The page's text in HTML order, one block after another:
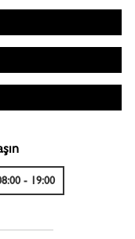
- 19:00